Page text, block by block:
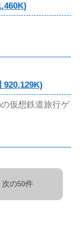
920,129K)
仮想鉄道旅行ゲ
次の50件